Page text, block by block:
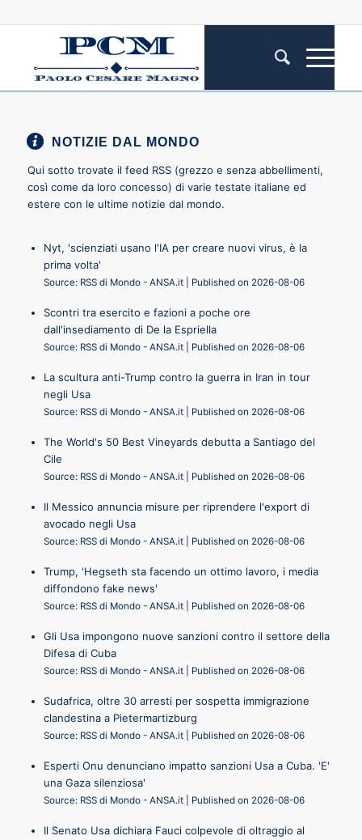
NOTIZIE DAL MONDO
Qui sotto trovate il feed RSS (grezzo e senza abbellimenti,
così come da loro concesso) di varie testate italiane ed
estere con le ultime notizie dal mondo.
Nyt, 'scienziati usano l'IA per creare nuovi virus, è la
prima volta'
Source: RSS di Mondo - ANSA.it Published on 2026-08-06
Scontri tra esercito e fazioni a poche ore
dall'insediamento di De la Espriella
Source: RSS di Mondo - ANSA.it Published on 2026-08-06
La scultura anti-Trump contro la guerra in Iran in tour
negli Usa
Source: RSS di Mondo - ANSA.it Published on 2026-08-06
The World's 50 Best Vineyards debutta a Santiago del
Cile
Source: RSS di Mondo - ANSA.it Published on 2026-08-06
Il Messico annuncia misure per riprendere l'export di
avocado negli Usa
Source: RSS di Mondo - ANSA.it Published on 2026-08-06
Trump, 'Hegseth sta facendo un ottimo lavoro, i media
diffondono fake news'
Source: RSS di Mondo - ANSA.it Published on 2026-08-06
Gli Usa impongono nuove sanzioni contro il settore della
Difesa di Cuba
Source: RSS di Mondo - ANSA.it Published on 2026-08-06
Sudafrica, oltre 30 arresti per sospetta immigrazione
clandestina a Pietermartizburg
Source: RSS di Mondo - ANSA.it Published on 2026-08-06
Esperti Onu denunciano impatto sanzioni Usa a Cuba. 'E'
una Gaza silenziosa'
Source: RSS di Mondo - ANSA.it Published on 2026-08-06
Il Senato Usa dichiara Fauci colpevole di oltraggio al